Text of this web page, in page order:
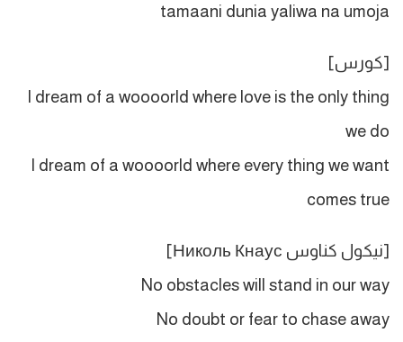
tamaani dunia yaliwa na umoja
[كورس]
I dream of a woooorld where love is the only thing
we do
I dream of a woooorld where every thing we want
comes true
[نيكول كناوس Николь Кнаус]
No obstacles will stand in our way
No doubt or fear to chase away